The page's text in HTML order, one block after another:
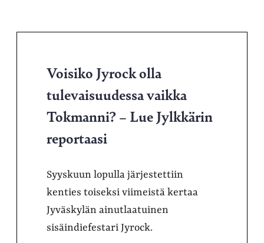
Voisiko Jyrock olla
tulevaisuudessa vaikka
Tokmanni? – Lue Jylkkärin
reportaasi
Syyskuun lopulla järjestettiin
kenties toiseksi viimeistä kertaa
Jyväskylän ainutlaatuinen
sisäindiefestari Jyrock.